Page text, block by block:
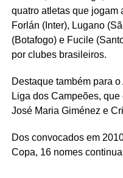
quatro atletas que jogam
Forlán (Inter), Lugano
(Botafogo) e Fucile
por clubes brasileiros.
Destaque também para
Liga dos Campeões,
José Maria Giménez e
Dos convocados em
Copa, 16 nomes